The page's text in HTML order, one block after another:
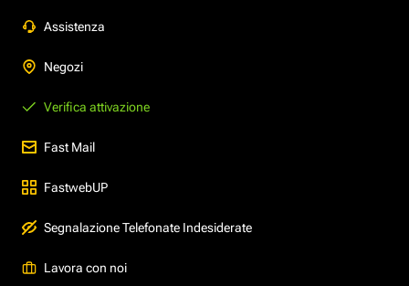
Assistenza
Negozi
Verifica attivazione
Fast Mail
FastwebUP
Segnalazione Telefonate Indesiderate
Lavora con noi